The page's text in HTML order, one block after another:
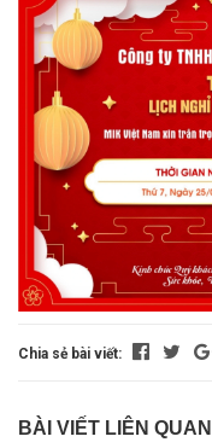
Chia sẻ bài viết:
BÀI VIẾT LIÊN QUAN